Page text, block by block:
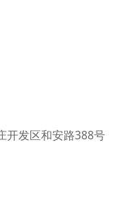
开发区和安路388号